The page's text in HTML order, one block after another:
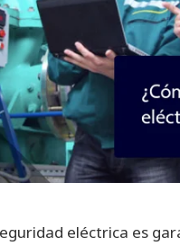
eléctrica es